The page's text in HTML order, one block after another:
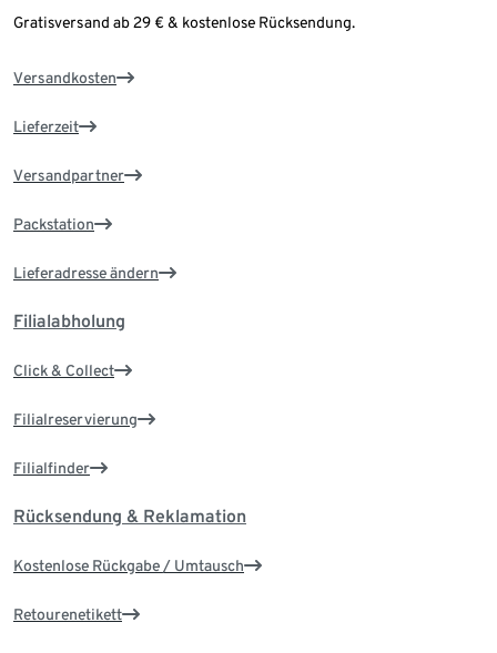
Gratisversand ab 29 € & kostenlose Rücksendung.
Versandkosten
Lieferzeit
Versandpartner
Packstation
Lieferadresse ändern
Filialabholung
Click & Collect
Filialreservierung
Filialfinder
Rücksendung & Reklamation
Kostenlose Rückgabe / Umtausch
Retourenetikett